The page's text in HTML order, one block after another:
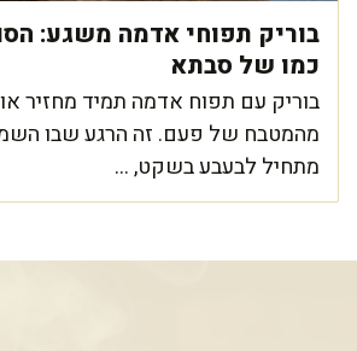
בוריק תפוחי אדמה משגע:
כמו של סבתא
בוריק עם תפוח אדמה תמיד מחזיר
מהמטבח של פעם. זה הרגע שבו
מתחיל לבעבע בשקט, ...